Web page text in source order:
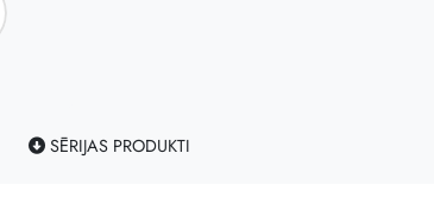
SĒRIJAS PRODUKTI